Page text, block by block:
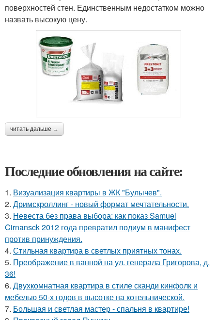
поверхностей стен. Единственным недостатком можно
назвать высокую цену.
читать дальше →
Последние обновления на сайте:
1. Визуализация квартиры в ЖК "Булычев".
2. Дримскроллинг - новый формат мечтательности.
3. Невеста без права выбора: как показ Samuel
Cirnansck 2012 года превратил подиум в манифест
против принуждения.
4. Стильная квартира в светлых приятных тонах.
5. Преображение в ванной на ул. генерала Григорова, д.
36!
6. Двухкомнатная квартира в стиле сканди кинфолк и
мебелью 50-х годов в высотке на котельнической.
7. Большая и светлая мастер - спальня в квартире!